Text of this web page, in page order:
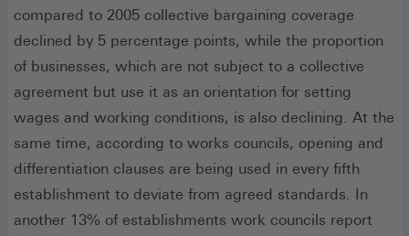
compared to 2005 collective bargaining coverage
declined by 5 percentage points, while the proportion
of businesses, which are not subject to a collective
agreement but use it as an orientation for setting
wages and working conditions, is also declining. At the
same time, according to works councils, opening and
differentiation clauses are being used in every fifth
establishment to deviate from agreed standards. In
another 13% of establishments work councils report